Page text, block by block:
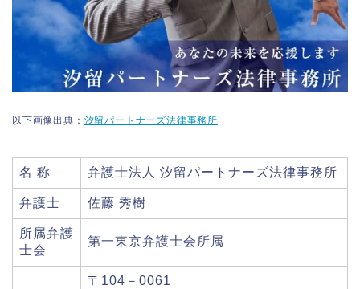
以下画像出典： 汐留パートナーズ法律事務所
名 称 弁護士法人 汐留パートナーズ法律事務所
弁護士 佐藤 秀樹
所属弁護
士会
第一東京弁護士会所属
〒104－0061